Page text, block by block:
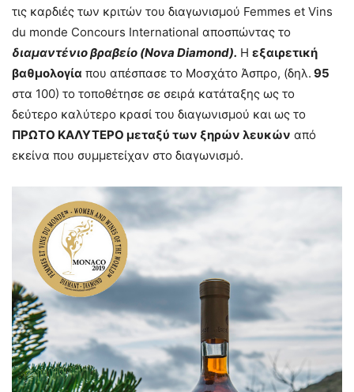
τις καρδιές των κριτών του διαγωνισμού Femmes et Vins
du monde Concours International αποσπώντας το
διαμαντένιο βραβείο (Nova Diamond). Η εξαιρετική
βαθμολογία που απέσπασε το Μοσχάτο Άσπρο, (δηλ. 95
στα 100) το τοποθέτησε σε σειρά κατάταξης ως το
δεύτερο καλύτερο κρασί του διαγωνισμού και ως το
ΠΡΩΤΟ ΚΑΛΥΤΕΡΟ μεταξύ των ξηρών λευκών από
εκείνα που συμμετείχαν στο διαγωνισμό.